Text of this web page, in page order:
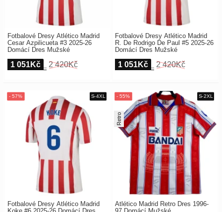
Fotbalové Dresy Atlético Madrid
Cesar Azpilicueta #3 2025-26
Domácí Dres Mužské
1 051Kč 2 420Kč
Fotbalové Dresy Atlético Madrid
R. De Rodrigo De Paul #5 2025-26
Domácí Dres Mužské
1 051Kč 2 420Kč
Fotbalové Dresy Atlético Madrid
Atlético Madrid Retro Dres 1996-
Retro